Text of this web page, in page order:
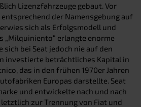
Lizenzfahrzeuge gebaut. Vor
entsprechend der Namensgebung auf
sich als Erfolgsmodell und
„Milquiniento“ erlangte enorme
bei Seat jedoch nie auf den
investierte beträchtliches Kapital in
das in den frühen 1970er Jahren
Europas darstellte. Seat
und entwickelte nach und nach
letztlich zur Trennung von Fiat und